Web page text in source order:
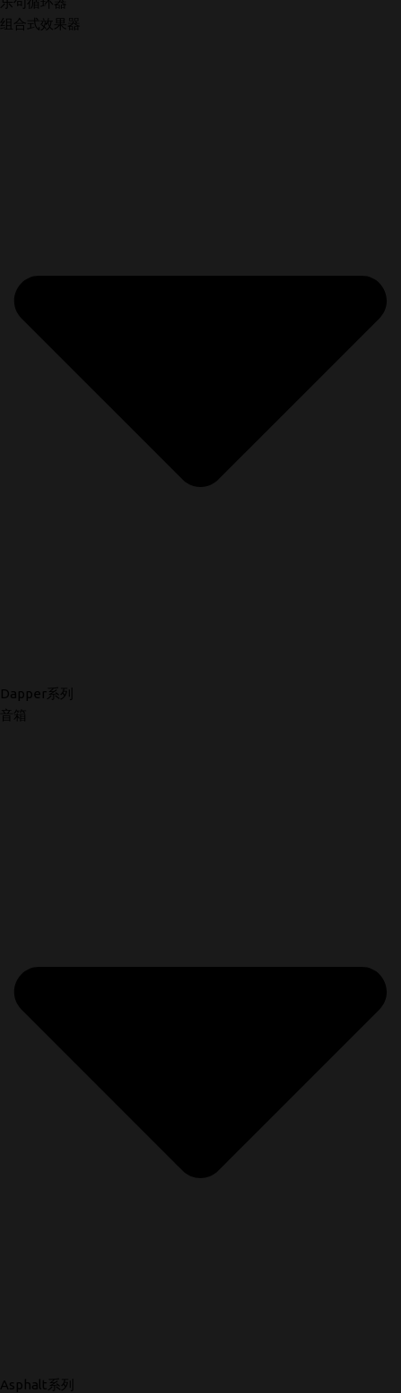
组合式效果器
Dapper系列
音箱
Asphalt系列